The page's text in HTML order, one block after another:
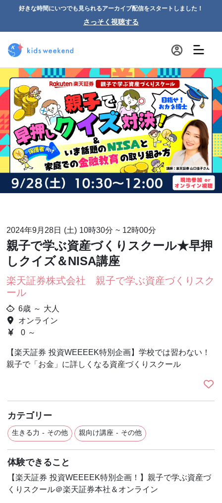
好きな時間にいつでも見られるアーカイブ配信をスタートしました！
さっそく視聴する
2024年9月28日 (土) 10時30分 ~ 12時00分
親子で学ぶ資産づくりスクール★早押
しクイズ＆NISA講座
楽天証券株式会社 親子で学ぶ資産づくりスク
ール
6歳 ～ 大人
オンライン
0 ～
【楽天証券 投資WEEEEK特別企画】学校では習わない！
親子で「お金」に詳しくなる資産づくりスクール
カテゴリー
生きる力 - その他 親向け講座 - その他
体験できること
【楽天証券 投資WEEEEK特別企画！】親子で学ぶ資産づ
くりスクール＠楽天証券本社＆オンライン